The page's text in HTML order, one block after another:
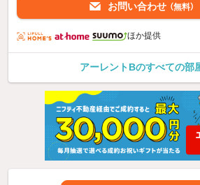
お問い合わせ （無料）
ほか提供
アーレントBのすべての部